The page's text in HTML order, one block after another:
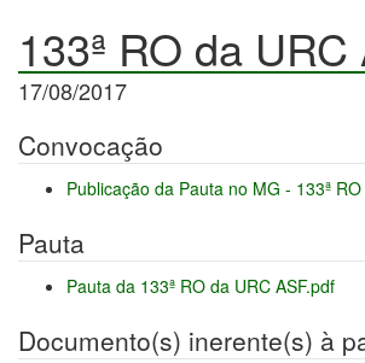
133ª RO da URC
17/08/2017
Convocação
Publicação da Pauta no MG - 133ª
Pauta
Pauta da 133ª RO da URC ASF.pdf
Documento(s) inerente(s) à